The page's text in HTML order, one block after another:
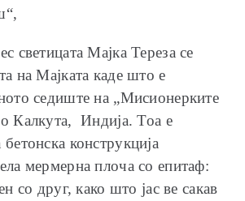
светицата Мајка Тереза се
на Мајката каде што е
седиште на „Мисионерките
Калкута, Индија. Тоа е
конструкција
мермерна плоча со епитаф:
со друг, како што јас ве сакав